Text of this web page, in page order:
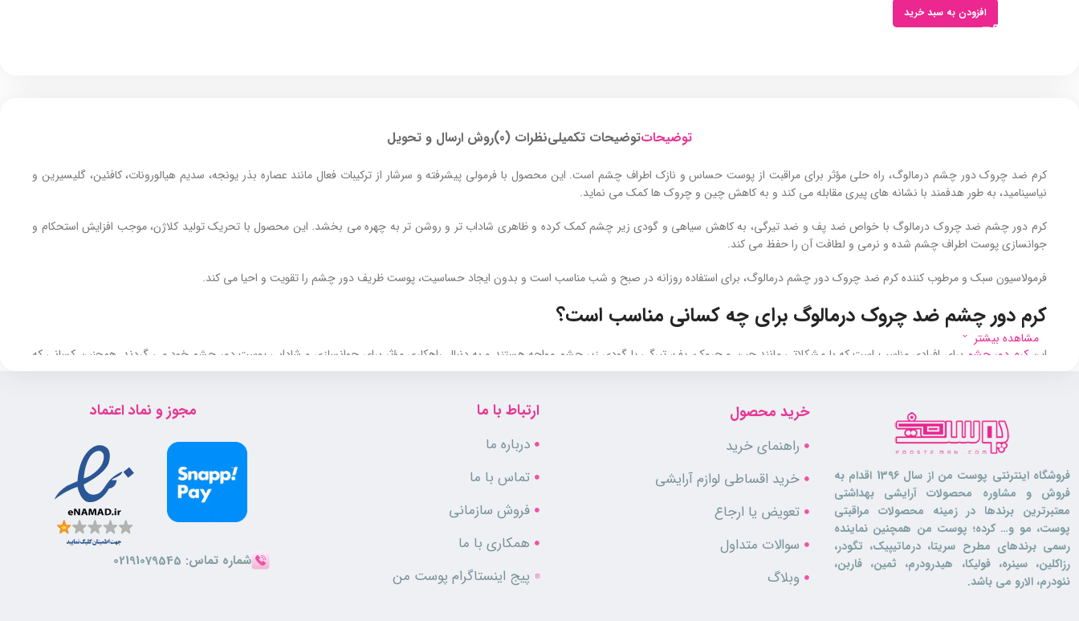
افزودن به سبد خرید
توضیحاتتوضیحات تکمیلینظرات (0) روش ارسال و تحویل
کرم ضد چروک دور چشم درمالوگ، راه‌ حلی مؤثر برای مراقبت از پوست حساس و نازک اطراف چشم است. این محصول با فرمولی پیشرفته و سرشار از ترکیبات فعال مانند عصاره بذر یونجه، سدیم هیالورونات، کافئین، گلیسیرین و
نیاسینامید، به طور هدفمند با نشانه ‌های پیری مقابله می‌ کند و به کاهش چین و چروک‌ ها کمک می‌ نماید.
کرم دور چشم ضد چروک درمالوگ با خواص ضد پف و ضد تیرگی، به کاهش سیاهی و گودی زیر چشم کمک کرده و ظاهری شاداب‌ تر و روشن‌ تر به چهره می‌ بخشد. این محصول با تحریک تولید کلاژن، موجب افزایش استحکام و
جوانسازی پوست اطراف چشم شده و نرمی و لطافت آن را حفظ می‌ کند.
فرمولاسیون سبک و مرطوب‌ کننده کرم ضد چروک دور چشم درمالوگ، برای استفاده روزانه در صبح و شب مناسب است و بدون ایجاد حساسیت، پوست ظریف دور چشم را تقویت و احیا می‌ کند.
کرم دور چشم ضد چروک درمالوگ برای چه کسانی مناسب است؟
اینکرم دور چشم برای افرادی مناسب است که با مشکلاتی مانند چین و چروک، پف، تیرگی یا گودی زیر چشم مواجه هستند و به دنبال راهکاری مؤثر برای جوانسازی و شادابی پوست دور چشم خود می ‌گردند. همچنین کسانی که
پوست حساسی دارند یا نگران بروز واکنش‌ های آلرژیک هستند، می‌ توانند با اطمینان از این کرم استفاده کنند. کرم ضد چروک دور چشم درمالوگ برای خانم ‌ها و آقایان و برای انواع پوست پیشنهاد می ‌شود.
ویژگی‌ های محصول
ضد پیری و ضد چروک
کاهش گودی و سیاهی زیر چشم
حاوی عصاره بذر یونجه و ترکیبات اثر بخش
افزایش کلاژن‌ سازی
مرطوب‌ کننده و نرم‌ کننده دور چشم
کمک به جوانسازی و افزایش استحکام پوست دور چشم
قابل استفاده صبح و شب
حاوی عصاره سدیم هیالورونات، کافئین، گلیسیرین و نیاسینامید
مشاهده بیشتر
فروشگاه اینترنتی پوست من از سال 1396 اقدام به
فروش و مشاوره محصولات آرایشی بهداشتی
معتبرترین برندها در زمینه محصولات مراقبتی
پوست، مو و… کرده؛ پوست من همچنین نماینده
رسمی برندهای مطرح سریتا، درماتیپیک، تگودر،
رزاکلین، سینره، فولیکا، هیدرودرم، ثمین، فاربن،
نئودرم، الارو می باشد.
خرید محصول
راهنمای خرید
خرید اقساطی لوازم آرایشی
تعویض یا ارجاع
سوالات متداول
وبلاگ
ارتباط با ما
درباره ما
تماس با ما
فروش سازمانی
همکاری با ما
پیج اینستاگرام پوست من
مجوز و نماد اعتماد
شماره تماس: 02191079545